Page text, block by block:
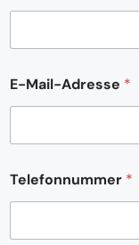
E-Mail-Adresse *
E
-
a
Telefonnummer *